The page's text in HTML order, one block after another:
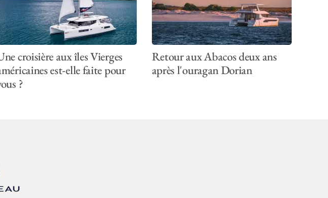
croisière aux îles Vierges
est-elle faite pour
?
Retour aux Abacos deux ans
après l'ouragan Dorian